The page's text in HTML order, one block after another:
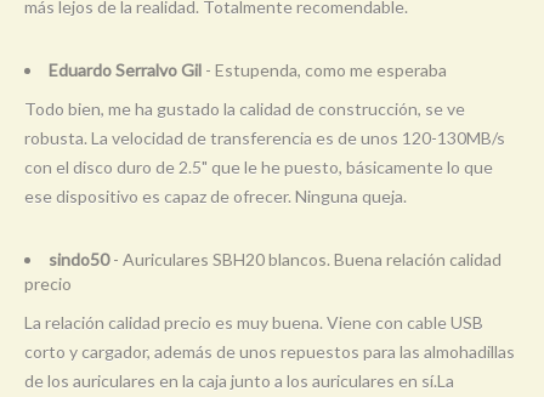
más lejos de la realidad. Totalmente recomendable.
Eduardo Serralvo Gil - Estupenda, como me esperaba
Todo bien, me ha gustado la calidad de construcción, se ve
robusta. La velocidad de transferencia es de unos 120-130MB/s
con el disco duro de 2.5" que le he puesto, básicamente lo que
ese dispositivo es capaz de ofrecer. Ninguna queja.
sindo50- Auriculares SBH20 blancos. Buena relación calidad
precio
La relación calidad precio es muy buena. Viene con cable USB
corto y cargador, además de unos repuestos para las almohadillas
de los auriculares en la caja junto a los auriculares en sí.La